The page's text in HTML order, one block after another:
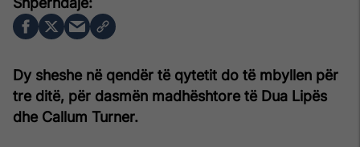
Dy sheshe në qendër të qytetit do të mbyllen për
tre ditë, për dasmën madhështore të Dua Lipës
dhe Callum Turner.